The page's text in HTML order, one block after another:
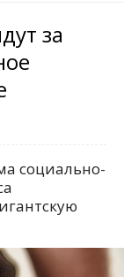
за
социально-